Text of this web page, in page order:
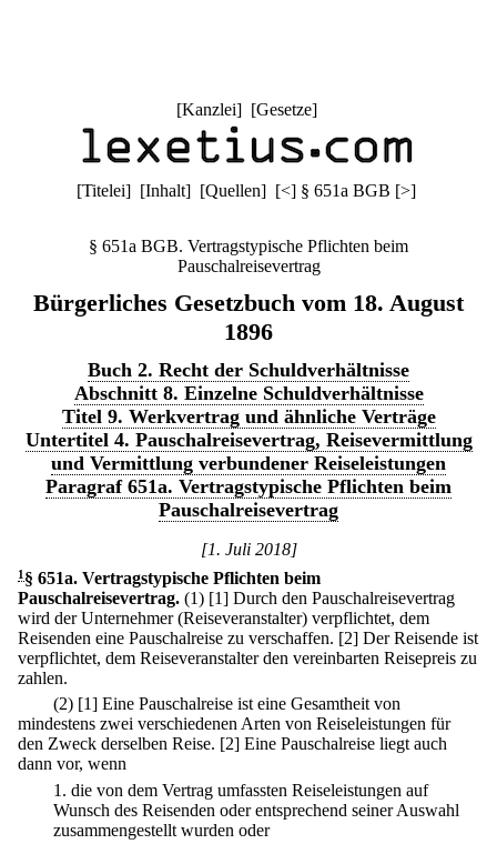
[Kanzlei] [Gesetze]
[Titelei] [Inhalt] [Quellen] [<] § 651a BGB [>]
§ 651a BGB. Vertragstypische Pflichten beim
Pauschalreisevertrag
Bürgerliches Gesetzbuch vom 18. August
1896
Buch 2. Recht der Schuldverhältnisse
Abschnitt 8. Einzelne Schuldverhältnisse
Titel 9. Werkvertrag und ähnliche Verträge
Untertitel 4. Pauschalreisevertrag, Reisevermittlung
und Vermittlung verbundener Reiseleistungen
Paragraf 651a. Vertragstypische Pflichten beim
Pauschalreisevertrag
[1. Juli 2018]
1 § 651a. Vertragstypische Pflichten beim
Pauschalreisevertrag. (1) [1] Durch den Pauschalreisevertrag
wird der Unternehmer (Reiseveranstalter) verpflichtet, dem
Reisenden eine Pauschalreise zu verschaffen. [2] Der Reisende ist
verpflichtet, dem Reiseveranstalter den vereinbarten Reisepreis zu
zahlen.
(2) [1] Eine Pauschalreise ist eine Gesamtheit von
mindestens zwei verschiedenen Arten von Reiseleistungen für
den Zweck derselben Reise. [2] Eine Pauschalreise liegt auch
dann vor, wenn
1. die von dem Vertrag umfassten Reiseleistungen auf
Wunsch des Reisenden oder entsprechend seiner Auswahl
zusammengestellt wurden oder